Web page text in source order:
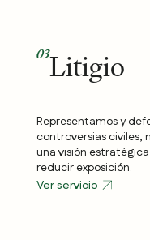
03Litigio
Representamos y
controversias civiles,
una visión
reducir exposición.
Ver servicio